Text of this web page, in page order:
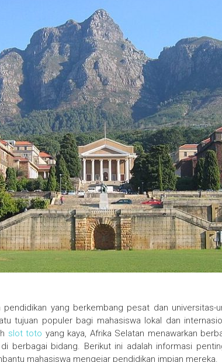
yang berkembang pesat dan universitas-
tujuan populer bagi mahasiswa lokal dan
slot toto yang kaya, Afrika Selatan menawarkan
berbagai bidang. Berikut ini adalah informasi
mahasiswa mengejar pendidikan impian mereka.